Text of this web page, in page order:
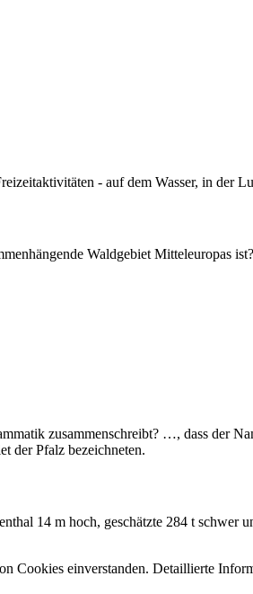
- auf dem Wasser, in der
Waldgebiet Mitteleuropas ist?
zusammenschreibt? …, dass der
der Pfalz bezeichneten.
14 m hoch, geschätzte 284 t
Cookies einverstanden. Detaillierte